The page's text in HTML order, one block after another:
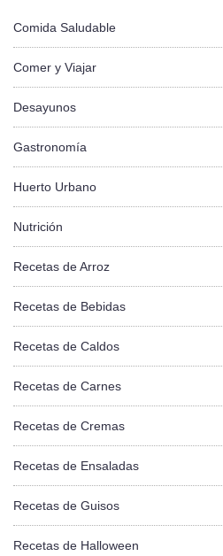
Comida Saludable
Comer y Viajar
Desayunos
Gastronomía
Huerto Urbano
Nutrición
Recetas de Arroz
Recetas de Bebidas
Recetas de Caldos
Recetas de Carnes
Recetas de Cremas
Recetas de Ensaladas
Recetas de Guisos
Recetas de Halloween